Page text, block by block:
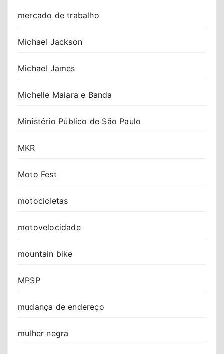
mercado de trabalho
Michael Jackson
Michael James
Michelle Maiara e Banda
Ministério Público de São Paulo
MKR
Moto Fest
motocicletas
motovelocidade
mountain bike
MPSP
mudança de endereço
mulher negra